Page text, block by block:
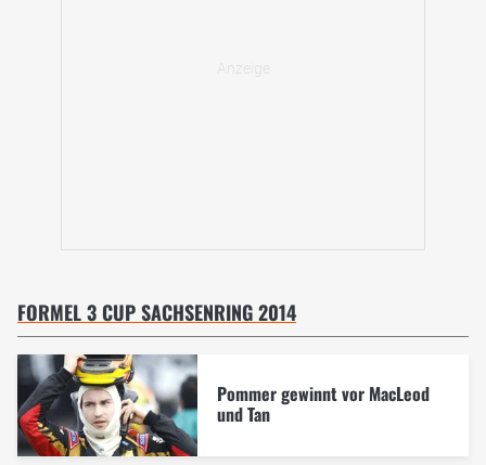
FORMEL 3 CUP SACHSENRING 2014
Pommer gewinnt vor MacLeod
und Tan